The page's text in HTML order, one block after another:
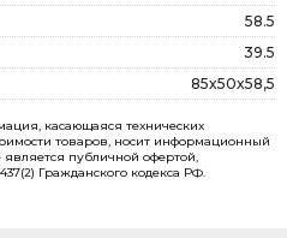
58.5
39.5
85x50x58,5
касающаяся технических
товаров, носит информационный
публичной офертой,
Гражданского кодекса РФ.